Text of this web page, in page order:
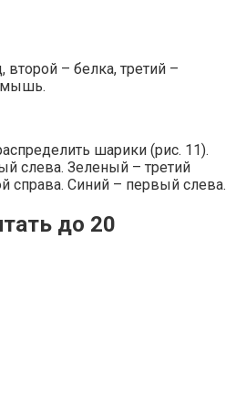
– белка, третий –
мышь.
шарики (рис. 11).
слева. Зеленый – третий
справа. Синий – первый слева.
до 20